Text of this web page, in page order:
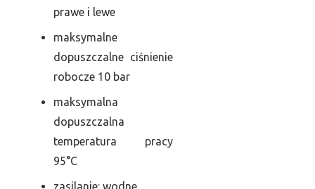
prawe i lewe
maksymalne
dopuszczalne ciśnienie
robocze 10 bar
maksymalna
dopuszczalna
temperatura pracy
95°C
zasilanie: wodne